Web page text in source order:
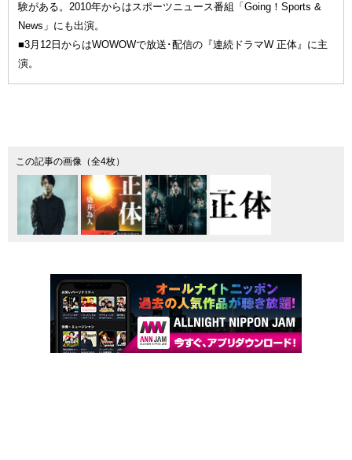
験がある。2010年からはスポーツニュース番組「Going！Sports &
News」にも出演。
■3月12日からはWOWOWで放送･配信の『連続ドラマW 正体』に主
演。
この記事の画像（全4枚）